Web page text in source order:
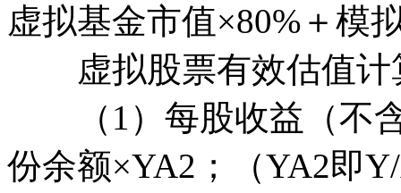
虚拟基金市值×80%＋模
虚拟股票有效估值
（1）每股收益（不含
份余额×YA2；（YA2